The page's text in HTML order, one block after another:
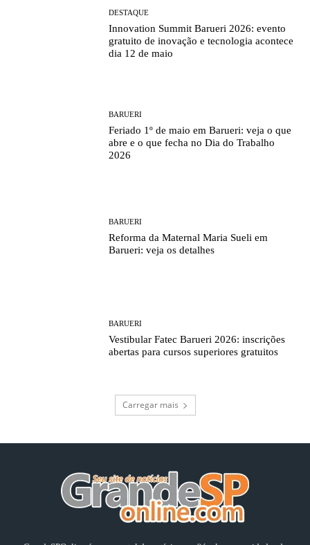
DESTAQUE
Innovation Summit Barueri 2026: evento
gratuito de inovação e tecnologia acontece
dia 12 de maio
BARUERI
Feriado 1º de maio em Barueri: veja o que
abre e o que fecha no Dia do Trabalho
2026
BARUERI
Reforma da Maternal Maria Sueli em
Barueri: veja os detalhes
BARUERI
Vestibular Fatec Barueri 2026: inscrições
abertas para cursos superiores gratuitos
Carregar mais